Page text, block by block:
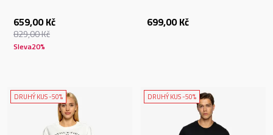
659,00 Kč
829,00Kč
Sleva20%
699,00 Kč
DRUHÝ KUS -50% DRUHÝ KUS -50%